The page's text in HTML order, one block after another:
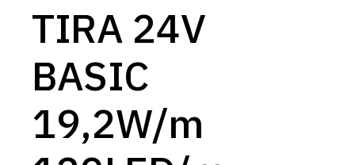
TIRA 24V
BASIC
19,2W/m